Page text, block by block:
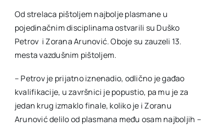
Od strelaca pištoljem najbolje plasmane u
pojedinačnim disciplinama ostvarili su Duško
Petrov i Zorana Arunović. Oboje su zauzeli 13.
mesta vazdušnim pištoljem.
– Petrov je prijatno iznenadio, odlično je gađao
kvalifikacije, u završnici je popustio, pa mu je za
jedan krug izmaklo finale, koliko je i Zoranu
Arunović delilo od plasmana među osam najboljih –